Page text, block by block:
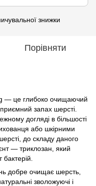
знижки
Порівняти
— це глибоко очищаючий
запах шерсті.
догляді в більшості
або шкірними
до складу даного
— триклозан, який
добре очищає шерсть,
зволожуючі і